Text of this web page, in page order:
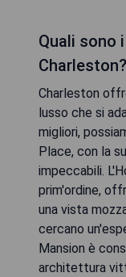
Quali sono
Charleston?
Charleston
lusso che si
migliori,
Place, con la
impeccabili.
prim'ordine,
una vista
cercano
Mansion è
architettura